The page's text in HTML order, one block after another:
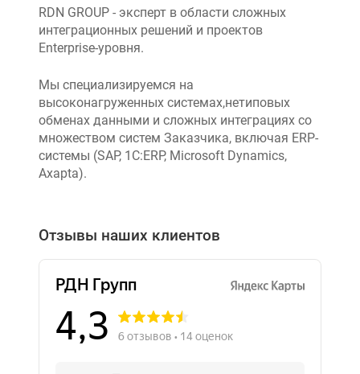
RDN GROUP - эксперт в области сложных
интеграционных решений и проектов
Enterprise-уровня.
Мы специализируемся на
высоконагруженных системах,нетиповых
обменах данными и сложных интеграциях со
множеством систем Заказчика, включая ERP-
системы (SAP, 1C:ERP, Microsoft Dynamics,
Axapta).
Отзывы наших клиентов